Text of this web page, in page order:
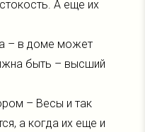
А еще их
– в доме может
быть – высший
– Весы и так
а когда их еще и